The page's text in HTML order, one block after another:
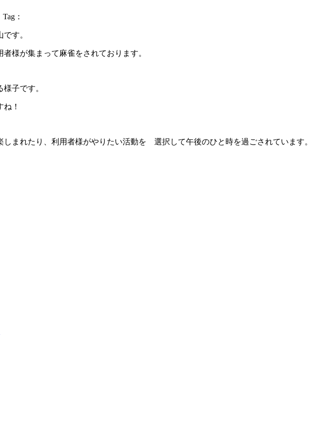
Tag ：
す。
様が集まって麻雀をされております。
子です。
！
しまれたり、利用者様がやりたい活動を 選択して午後のひと時を過ごされています。